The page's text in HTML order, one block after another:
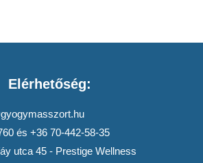
Elérhetőség:
és +36 70-442-58-35
utca 45 - Prestige Wellness